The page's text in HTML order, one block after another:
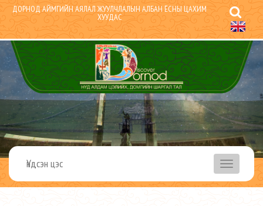
ДОРНОД АЙМГИЙН АЯЛАЛ ЖУУЛЧЛАЛЫН АЛБАН ЁСНЫ ЦАХИМ
ХУУДАС
Үндсэн цэс menu